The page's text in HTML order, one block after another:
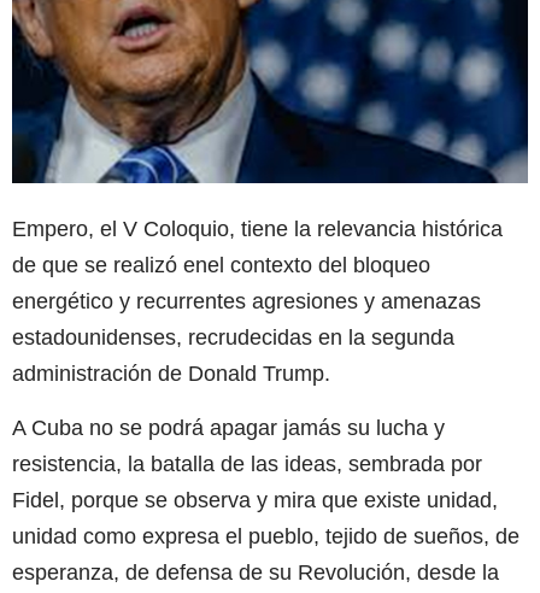
Empero, el V Coloquio, tiene la relevancia histórica
de que se realizó enel contexto del bloqueo
energético y recurrentes agresiones y amenazas
estadounidenses, recrudecidas en la segunda
administración de Donald Trump.
A Cuba no se podrá apagar jamás su lucha y
resistencia, la batalla de las ideas, sembrada por
Fidel, porque se observa y mira que existe unidad,
unidad como expresa el pueblo, tejido de sueños, de
esperanza, de defensa de su Revolución, desde la